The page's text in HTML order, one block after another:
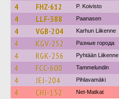
4 FHZ-612 P. Koivisto
4 LLF-388 Paanasen
4 VGB-204 Karhun Liikenne
4 KGV-252 Разные города
4 RGK-256 Pyhtään Liikenne
4 FCC-600 Tammelundin
4 JEJ-204 Pihlavamäki
4 CHJ-152 Net-Matkat